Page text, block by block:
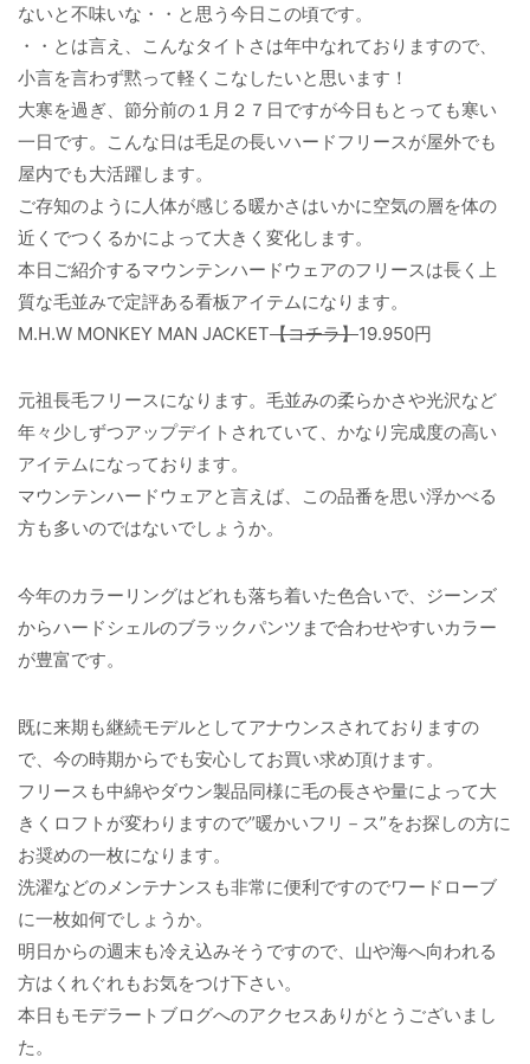
ないと不味いな・・と思う今日この頃です。
・・とは言え、こんなタイトさは年中なれておりますので、
小言を言わず黙って軽くこなしたいと思います！
大寒を過ぎ、節分前の１月２７日ですが今日もとっても寒い
一日です。こんな日は毛足の長いハードフリースが屋外でも
屋内でも大活躍します。
ご存知のように人体が感じる暖かさはいかに空気の層を体の
近くでつくるかによって大きく変化します。
本日ご紹介するマウンテンハードウェアのフリースは長く上
質な毛並みで定評ある看板アイテムになります。
M.H.W MONKEY MAN JACKET【コチラ】19.950円
元祖長毛フリースになります。毛並みの柔らかさや光沢など
年々少しずつアップデイトされていて、かなり完成度の高い
アイテムになっております。
マウンテンハードウェアと言えば、この品番を思い浮かべる
方も多いのではないでしょうか。
今年のカラーリングはどれも落ち着いた色合いで、ジーンズ
からハードシェルのブラックパンツまで合わせやすいカラー
が豊富です。
既に来期も継続モデルとしてアナウンスされておりますの
で、今の時期からでも安心してお買い求め頂けます。
フリースも中綿やダウン製品同様に毛の長さや量によって大
きくロフトが変わりますので”暖かいフリ－ス”をお探しの方に
お奨めの一枚になります。
洗濯などのメンテナンスも非常に便利ですのでワードローブ
に一枚如何でしょうか。
明日からの週末も冷え込みそうですので、山や海へ向われる
方はくれぐれもお気をつけ下さい。
本日もモデラートブログへのアクセスありがとうございまし
た。